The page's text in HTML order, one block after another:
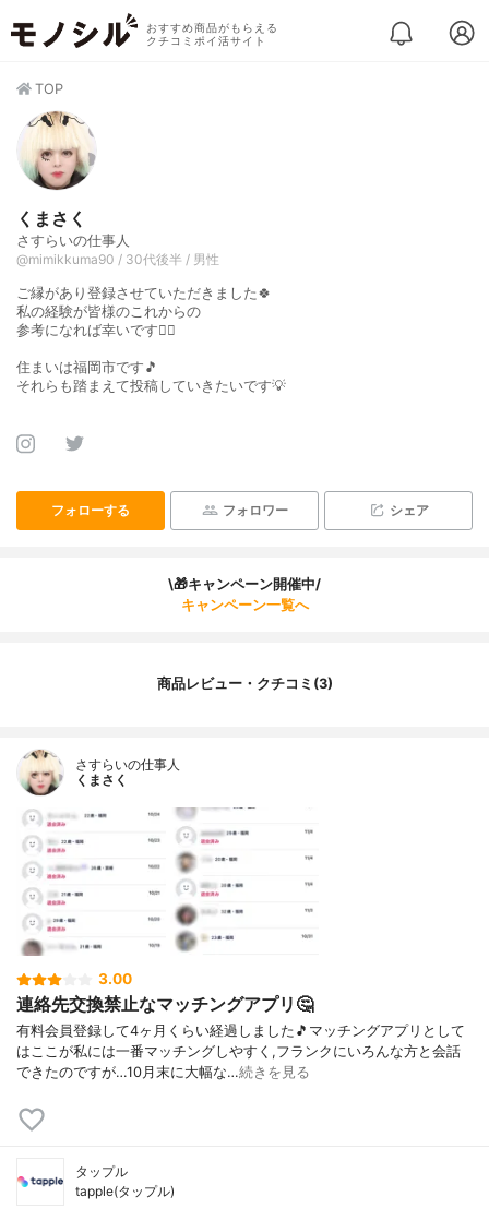
おすすめ商品がもらえる
クチコミポイ活サイト
TOP
くまさく
さすらいの仕事人
@mimikkuma90 / 30代後半 / 男性
ご縁があり登録させていただきました🍀
私の経験が皆様のこれからの
参考になれば幸いです🙇‍♀️
住まいは福岡市です🎵
それらも踏まえて投稿していきたいです💡
フォローする フォロワー シェア
\🎁キャンペーン開催中/
キャンペーン一覧へ
商品レビュー・クチコミ(3)
さすらいの仕事人
くまさく
3.00
連絡先交換禁止なマッチングアプリ🤔
有料会員登録して4ヶ月くらい経過しました🎵マッチングアプリとして
はここが私には一番マッチングしやすく,フランクにいろんな方と会話
できたのですが…10月末に大幅な…続きを見る
タップル
tapple(タップル)